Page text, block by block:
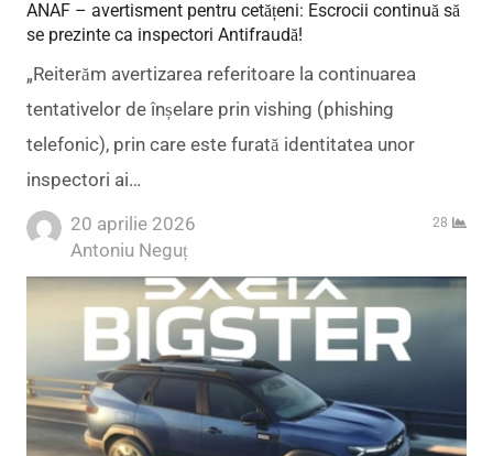
ANAF – avertisment pentru cetățeni: Escrocii continuă să
se prezinte ca inspectori Antifraudă!
„Reiterăm avertizarea referitoare la continuarea
tentativelor de înșelare prin vishing (phishing
telefonic), prin care este furată identitatea unor
inspectori ai…
20 aprilie 2026
Author
Antoniu Neguț
28